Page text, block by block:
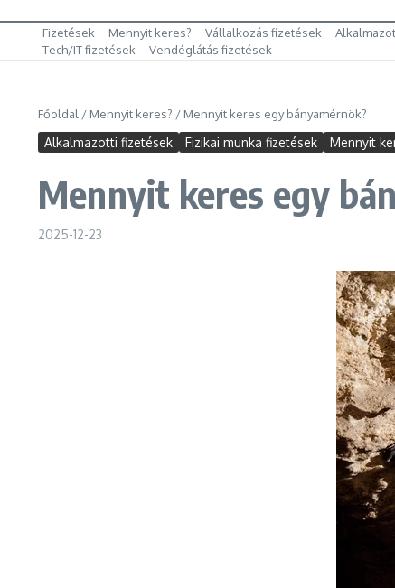
Fizetések Mennyit keres? Vállalkozás fizetések
Tech/IT fizetések
Vendéglátás fizetések
Főoldal / Mennyit keres? / Mennyit keres egy bányamérnök?
Alkalmazotti fizetések Fizikai munka fizetések Mennyit
Mennyit keres egy
2025-12-23